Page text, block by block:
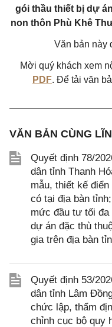
gói thầu thiết bị dự
non thôn Phù Khê
Văn bản này
Mời quý khách xem
PDF. Để tải văn
VĂN BẢN CÙNG
Quyết định 78/
dân tỉnh Thanh
mẫu, thiết kế
có tại địa bàn
mức đầu tư tối đa
dự án đặc thù
gia trên địa bàn
Quyết định 53/
dân tỉnh Lâm
chức lập, thẩm
chỉnh cục bộ quy